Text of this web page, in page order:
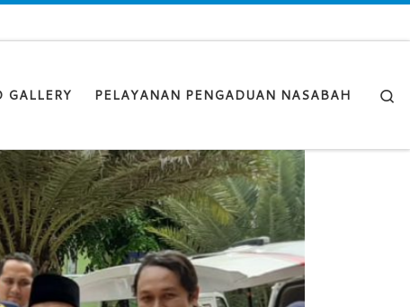
GALLERY PELAYANAN PENGADUAN NASABAH